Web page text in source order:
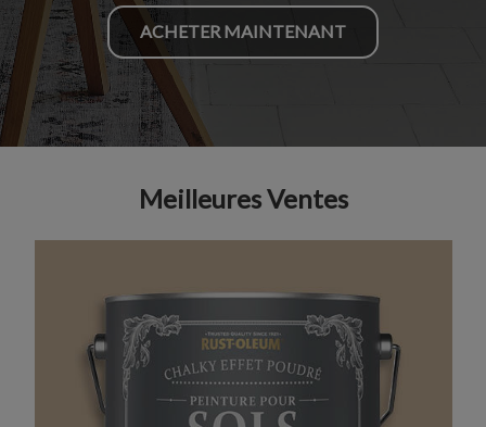
ACHETER MAINTENANT
Meilleures Ventes